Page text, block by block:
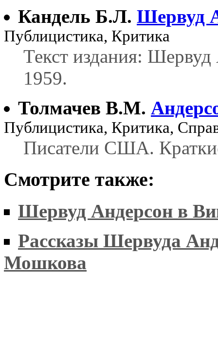
Кандель Б.Л. Шервуд
Публицистика, Критика
Текст издания:
1959.
Толмачев В.М.
Публицистика, Критика,
Писатели США.
Смотрите также:
Шервуд Андерсон в
Рассказы Шервуда
Мошкова